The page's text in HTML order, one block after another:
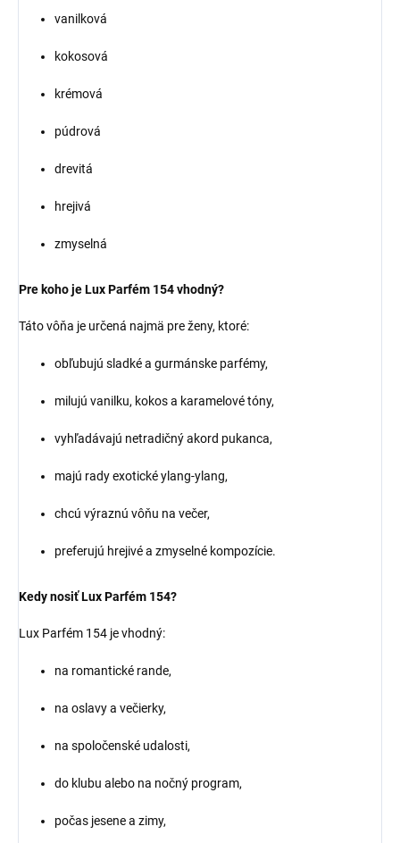
vanilková
kokosová
krémová
púdrová
drevitá
hrejivá
zmyselná
Pre koho je Lux Parfém 154 vhodný?
Táto vôňa je určená najmä pre ženy, ktoré:
obľubujú sladké a gurmánske parfémy,
milujú vanilku, kokos a karamelové tóny,
vyhľadávajú netradičný akord pukanca,
majú rady exotické ylang-ylang,
chcú výraznú vôňu na večer,
preferujú hrejivé a zmyselné kompozície.
Kedy nosiť Lux Parfém 154?
Lux Parfém 154 je vhodný:
na romantické rande,
na oslavy a večierky,
na spoločenské udalosti,
do klubu alebo na nočný program,
počas jesene a zimy,